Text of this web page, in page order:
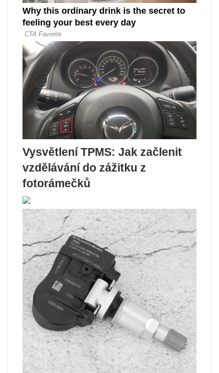
Vysvětlení TPMS: Jak začlenit
vzdělávání do zážitku z
fotorámečků